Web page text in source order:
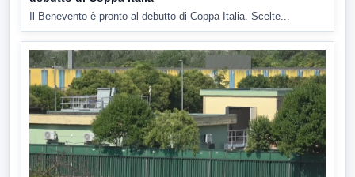
Il Benevento è pronto al debutto di Coppa Italia. Scelte...